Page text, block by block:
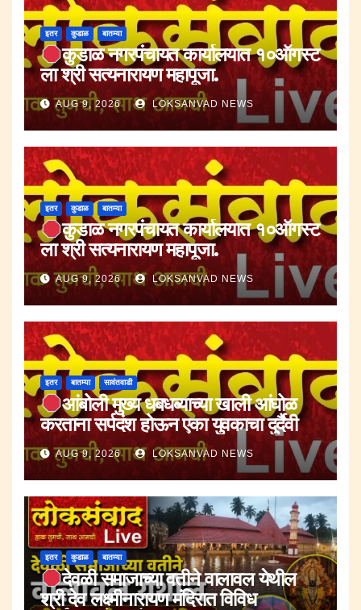
इतर कुडाळ बातम्या
कुडाळ नगरपंचायत कार्यालयात १०ऑगस्ट
ला श्री सत्यनारायण महापूजा.
AUG 9, 2026 LOKSANVAD NEWS
इतर कुडाळ बातम्या
कुडाळ नगरपंचायत कार्यालयात १०ऑगस्ट
ला श्री सत्यनारायण महापूजा.
AUG 9, 2026 LOKSANVAD NEWS
इतर बातम्या सावंतवाडी
आंबोली मुख्य धबधब्याच्या खाली आंघोळ
करताना सर्पदंश होऊन एका युवकाचा दुर्दैवी
मृत्यू.AUG 9, 2026 LOKSANVAD NEWS
इतर कुडाळ बातम्या
देवळी समाजाच्या वतीने वालावल येथील
श्री देव लक्ष्मीनारायण मंदिरात विविध